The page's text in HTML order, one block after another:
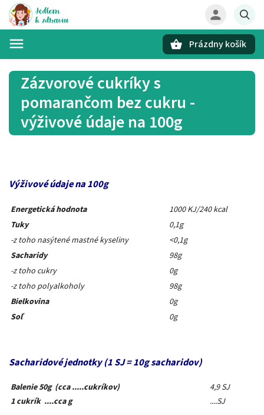
Prázdny košík
Zázvorové cukríky s
pomarančom bez cukru -
výživové údaje na 100g
Výživové údaje na 100g
Energetická hodnota
1000 KJ/240 kcal
Tuky
0,1g
-z toho nasýtené mastné kyseliny
<0,1g
Sacharidy
98g
-z toho cukry
0g
-z toho polyalkoholy
98g
Bielkovina
0g
Soľ
0g
Sacharidové jednotky (1 SJ = 10g sacharidov)
Balenie 50g (cca .....cukríkov)
4,9 SJ
1 cukrík ....cca g
....SJ